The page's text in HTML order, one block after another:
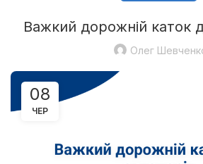
Важкий дорожній каток
Олег
08
ЧЕР